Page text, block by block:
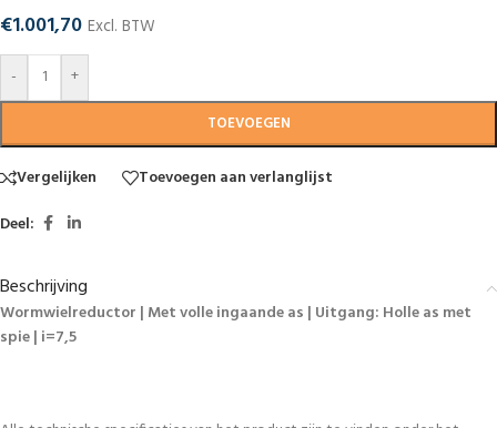
€1.001,70 Excl. BTW
-
+
TOEVOEGEN
Vergelijken
Toevoegen aan verlanglijst
Deel:
Beschrijving
Wormwielreductor | Met volle ingaande as | Uitgang: Holle as met
spie | i=7,5